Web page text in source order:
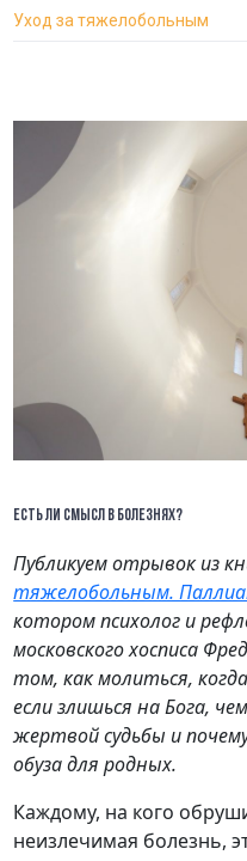
Уход за тяжелобольным
ЕСТЬ ЛИ СМЫСЛ В БОЛЕЗНЯХ?
Публикуем отрывок из
тяжелобольным.
котором психолог и
московского хосписа
том, как молиться,
если злишься на Бога,
жертвой судьбы и
обуза для родных.
Каждому, на кого
неизлечимая болезнь,